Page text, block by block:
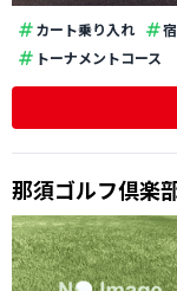
カート乗り入れ
トーナメントコース
那須ゴルフ倶楽